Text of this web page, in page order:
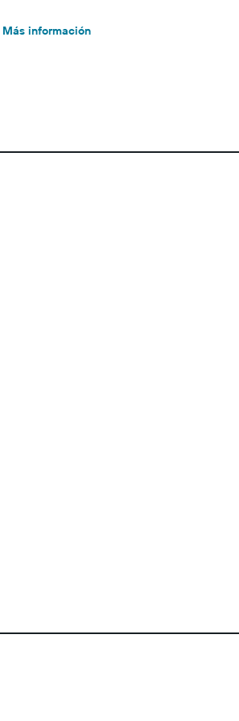
Más información